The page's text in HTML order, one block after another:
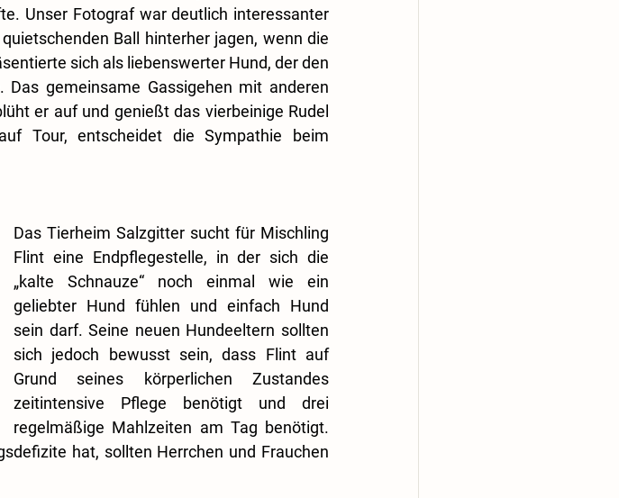
Unser Fotograf war deutlich interessanter
Ball hinterher jagen, wenn die
sich als liebenswerter Hund, der den
gemeinsame Gassigehen mit anderen
er auf und genießt das vierbeinige Rudel
Tour, entscheidet die Sympathie beim
Das Tierheim Salzgitter sucht für Mischling
Flint eine Endpflegestelle, in der sich die
„kalte Schnauze“ noch einmal wie ein
geliebter Hund fühlen und einfach Hund
sein darf. Seine neuen Hundeeltern sollten
sich jedoch bewusst sein, dass Flint auf
Grund seines körperlichen Zustandes
zeitintensive Pflege benötigt und drei
regelmäßige Mahlzeiten am Tag benötigt.
hat, sollten Herrchen und Frauchen